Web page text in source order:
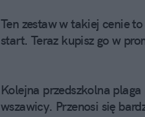
Ten zestaw w takiej cenie
start. Teraz kupisz go w
Kolejna przedszkolna plaga
wszawicy. Przenosi się